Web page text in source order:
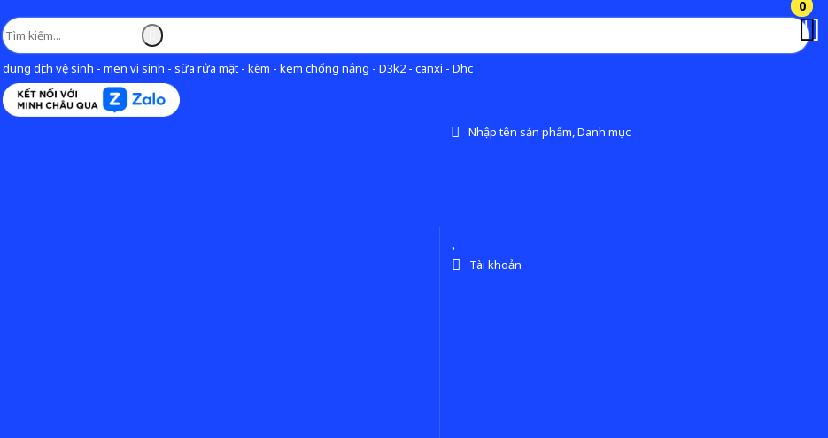
dung dịch vệ sinh - men vi sinh - sữa rửa mặt - kẽm - kem chống nắng - D3k2 - canxi - Dhc
Nhập tên sản phẩm, Danh mục
0
Tài khoản
0